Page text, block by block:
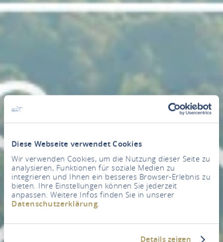
Diese Webseite verwendet Cookies
Wir verwenden Cookies, um die Nutzung dieser Seite zu
analysieren, Funktionen für soziale Medien zu
integrieren und Ihnen ein besseres Browser-Erlebnis zu
bieten. Ihre Einstellungen können Sie jederzeit
anpassen. Weitere Infos finden Sie in unserer
Datenschutzerklärung.
Details zeigen